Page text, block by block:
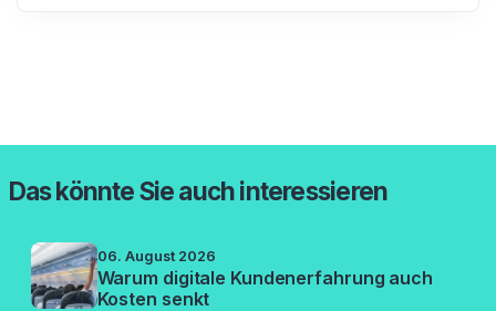
Das könnte Sie auch interessieren
06. August 2026
Warum digitale Kundenerfahrung auch
Kosten senkt